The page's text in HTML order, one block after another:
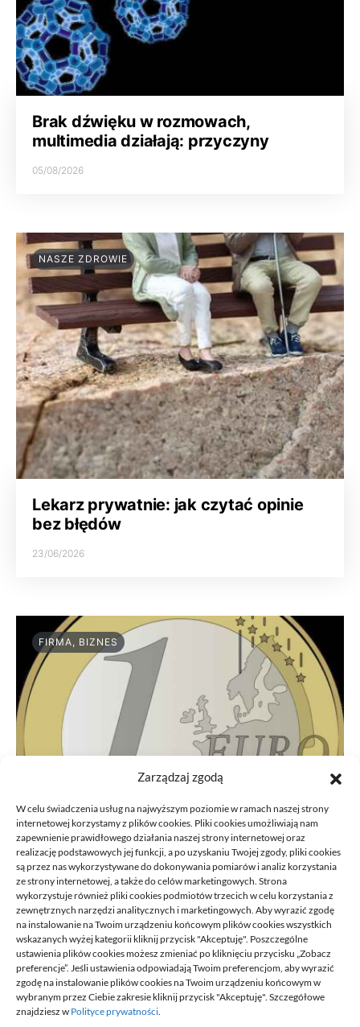
Zarządzaj zgodą
W celu świadczenia usług na najwyższym poziomie w ramach naszej strony
internetowej korzystamy z plików cookies. Pliki cookies umożliwiają nam
zapewnienie prawidłowego działania naszej strony internetowej oraz
realizację podstawowych jej funkcji, a po uzyskaniu Twojej zgody, pliki cookies
są przez nas wykorzystywane do dokonywania pomiarów i analiz korzystania
ze strony internetowej, a także do celów marketingowych. Strona
wykorzystuje również pliki cookies podmiotów trzecich w celu korzystania z
zewnętrznych narzędzi analitycznych i marketingowych. Aby wyrazić zgodę
na instalowanie na Twoim urządzeniu końcowym plików cookies wszystkich
wskazanych wyżej kategorii kliknij przycisk "Akceptuję". Poszczególne
ustawienia plików cookies możesz zmieniać po kliknięciu przycisku „Zobacz
preferencje”. Jeśli ustawienia odpowiadają Twoim preferencjom, aby wyrazić
zgodę na instalowanie plików cookies na Twoim urządzeniu końcowym w
wybranym przez Ciebie zakresie kliknij przycisk "Akceptuję". Szczegółowe
znajdziesz w Polityce prywatności.
Brak dźwięku w rozmowach,
multimedia działają: przyczyny
05/08/2026
NASZE ZDROWIE
Lekarz prywatnie: jak czytać opinie
bez błędów
23/06/2026
FIRMA, BIZNES
Przeniesienie księgowości JDG do
nowego biura: kroki
21/06/2026